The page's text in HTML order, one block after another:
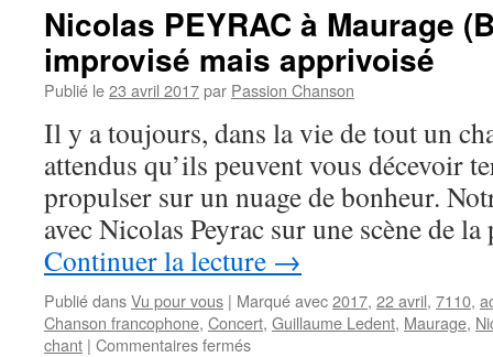
Nicolas PEYRAC à Maurage
improvisé mais apprivoisé
Publié le23 avril 2017par Passion Chanson
Il y a toujours, dans la vie de tout un
attendus qu’ils peuvent vous décevoir
propulser sur un nuage de bonheur.
avec Nicolas Peyrac sur une scène de
Continuer la lecture →
Publié dansVu pour vous | Marqué avec2017, 22 avril, 7110,
Chanson francophone, Concert, Guillaume Ledent, Maurage,
chant | Commentaires ferméssur